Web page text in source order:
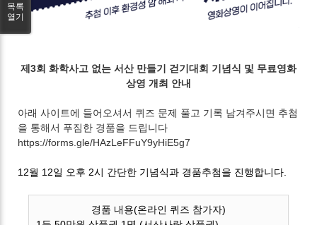
제3회 화학사고 없는 서산 만들기 걷기대회 기념식 및 무료영화
상영 개최 안내
아래 사이트에 들어오셔서 퀴즈 문제 풀고 기록 남겨주시면 추첨
을 통해서 푸짐한 경품을 드립니다
https://forms.gle/HAzLeFFuY9yHiE5g7
12월 12일 오후 2시 간단한 기념식과 경품추첨을 진행합니다.
경품 내용(온라인 퀴즈 참가자)
목록
열기